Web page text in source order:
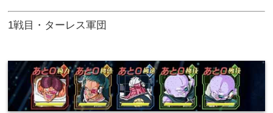
1戦目・ターレス軍団